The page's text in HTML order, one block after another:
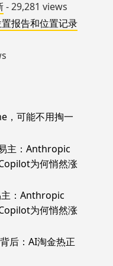
- 29,281 views
报告和位置记录
，可能不用掏一
主：Anthropic
为何悄然涨
：Anthropic
为何悄然涨
后：AI淘金热正